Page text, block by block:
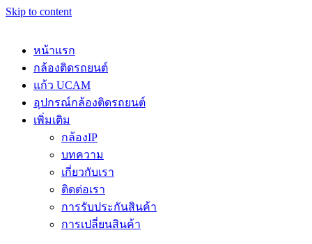
Skip to content
หน้าแรก
กล้องติดรถยนต์
แก้ว UCAM
อุปกรณ์กล้องติดรถยนต์
เพิ่มเติม
กล้องIP
บทความ
เกี่ยวกับเรา
ติดต่อเรา
การรับประกันสินค้า
การเปลี่ยนสินค้า